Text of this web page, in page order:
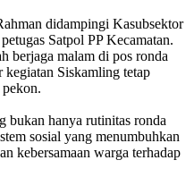
didampingi Kasubsektor
Satpol PP Kecamatan.
berjaga malam di pos ronda
kegiatan Siskamling tetap
bukan hanya rutinitas ronda
sosial yang menumbuhkan
kebersamaan warga terhadap